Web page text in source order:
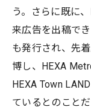
う。さらに既に
来広告を出稿で
も発行され、先
博し、HEXA
HEXA Town
ているとのことだ